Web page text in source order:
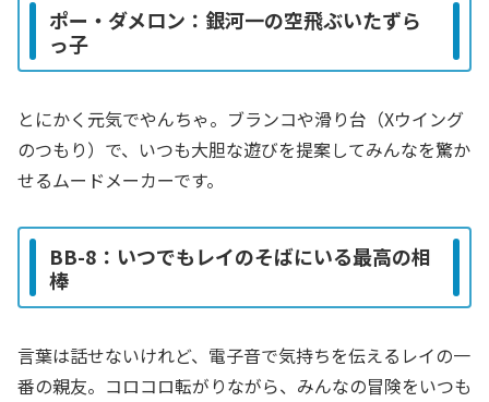
ポー・ダメロン：銀河一の空飛ぶいたずら
っ子
とにかく元気でやんちゃ。ブランコや滑り台（Xウイング
のつもり）で、いつも大胆な遊びを提案してみんなを驚か
せるムードメーカーです。
BB-8：いつでもレイのそばにいる最高の相
棒
言葉は話せないけれど、電子音で気持ちを伝えるレイの一
番の親友。コロコロ転がりながら、みんなの冒険をいつも